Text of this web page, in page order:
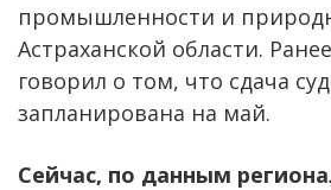
промышленности и
Астраханской области.
говорил о том, что сдача
запланирована на май.
Сейчас, по данным